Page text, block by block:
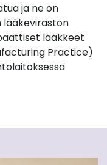
ja ne on
lääkeviraston
lääkkeet
Practice)